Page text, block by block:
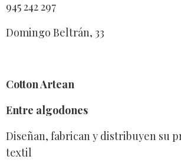
945 242 297
Domingo Beltrán, 33
Cotton Artean
Entre algodones
Diseñan, fabrican y distribuyen su
textil